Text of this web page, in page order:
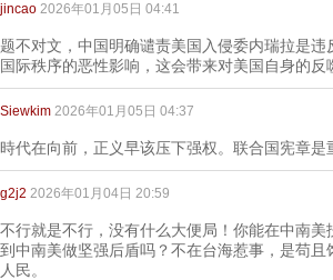
jincao 2026年01月05日 04:41
题不对文，中国明确谴责美国入侵委内瑞拉是
国际秩序的恶性影响，这会带来对美国自身的反
Siewkim 2026年01月05日 04:37
時代在向前，正义早该压下强权。联合国宪章是
g2j2 2026年01月04日 20:59
不行就是不行，没有什么大便局！你能在中南
到中南美做坚强后盾吗？不在台海惹事，是苟
人民。